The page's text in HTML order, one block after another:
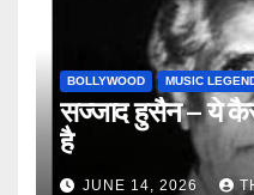
BOLLYWOOD MUSIC
सज्जाद हुसैन – ये
है
JUNE 14, 2026